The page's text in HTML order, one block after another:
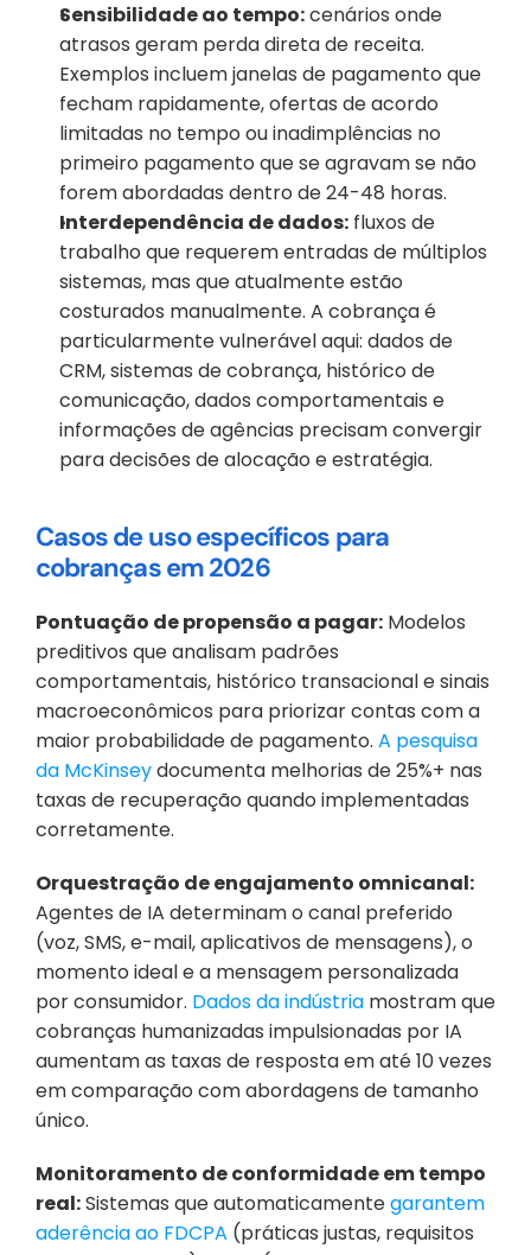
Sensibilidade ao tempo: cenários onde
atrasos geram perda direta de receita.
Exemplos incluem janelas de pagamento que
fecham rapidamente, ofertas de acordo
limitadas no tempo ou inadimplências no
primeiro pagamento que se agravam se não
forem abordadas dentro de 24-48 horas.
Interdependência de dados: fluxos de
trabalho que requerem entradas de múltiplos
sistemas, mas que atualmente estão
costurados manualmente. A cobrança é
particularmente vulnerável aqui: dados de
CRM, sistemas de cobrança, histórico de
comunicação, dados comportamentais e
informações de agências precisam convergir
para decisões de alocação e estratégia.
Casos de uso específicos para
cobranças em 2026
Pontuação de propensão a pagar: Modelos
preditivos que analisam padrões
comportamentais, histórico transacional e sinais
macroeconômicos para priorizar contas com a
maior probabilidade de pagamento. A pesquisa
da McKinsey documenta melhorias de 25%+ nas
taxas de recuperação quando implementadas
corretamente.
Orquestração de engajamento omnicanal:
Agentes de IA determinam o canal preferido
(voz, SMS, e-mail, aplicativos de mensagens), o
momento ideal e a mensagem personalizada
por consumidor. Dados da indústria mostram que
cobranças humanizadas impulsionadas por IA
aumentam as taxas de resposta em até 10 vezes
em comparação com abordagens de tamanho
único.
Monitoramento de conformidade em tempo
real: Sistemas que automaticamente garantem
aderência ao FDCPA (práticas justas, requisitos